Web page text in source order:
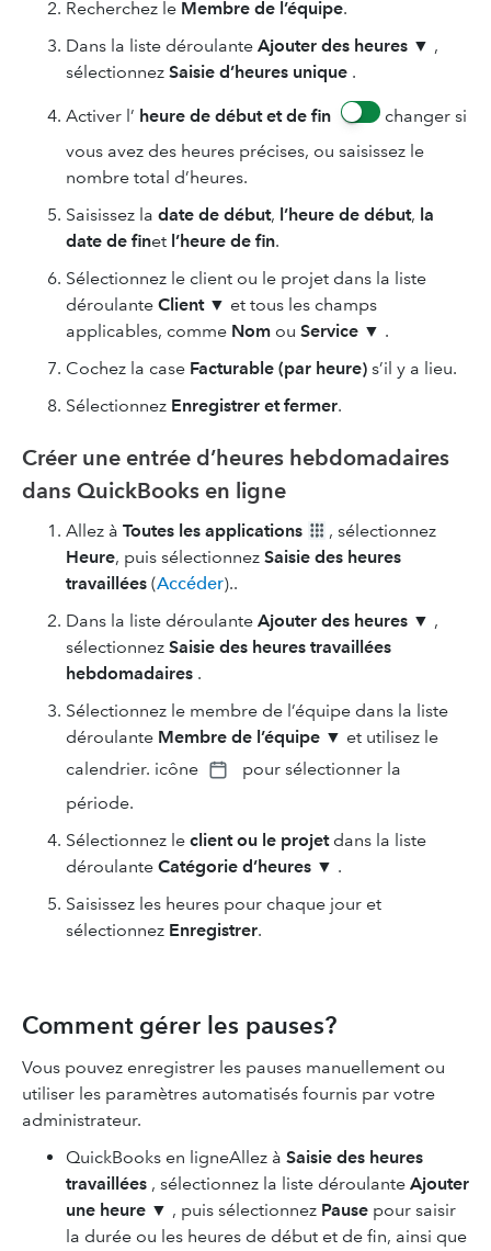
Recherchez le Membre de l’équipe.
Dans la liste déroulante Ajouter des heures ▼ ,
sélectionnez Saisie d’heures unique .
Activer l’ heure de début et de fin
changer si
vous avez des heures précises, ou saisissez le
nombre total d’heures.
Saisissez la date de début, l’heure de début, la
date de finet l’heure de fin.
Sélectionnez le client ou le projet dans la liste
déroulante Client ▼ et tous les champs
applicables, comme Nom ou Service ▼ .
Cochez la case Facturable (par heure) s’il y a lieu.
Sélectionnez Enregistrer et fermer.
Créer une entrée d’heures hebdomadaires
dans QuickBooks en ligne
Allez à Toutes les applications
, sélectionnez
Heure, puis sélectionnez Saisie des heures
travaillées (Accéder)..
Dans la liste déroulante Ajouter des heures ▼ ,
sélectionnez Saisie des heures travaillées
hebdomadaires .
Sélectionnez le membre de l’équipe dans la liste
déroulante Membre de l’équipe ▼ et utilisez le
calendrier. icône
pour sélectionner la
période.
Sélectionnez le client ou le projetdans la liste
déroulante Catégorie d’heures ▼ .
Saisissez les heures pour chaque jour et
sélectionnez Enregistrer.
Comment gérer les pauses?
Vous pouvez enregistrer les pauses manuellement ou
utiliser les paramètres automatisés fournis par votre
administrateur.
QuickBooks en ligneAllez à Saisie des heures
travaillées , sélectionnez la liste déroulante Ajouter
une heure ▼ , puis sélectionnez Pause pour saisir
la durée ou les heures de début et de fin, ainsi que